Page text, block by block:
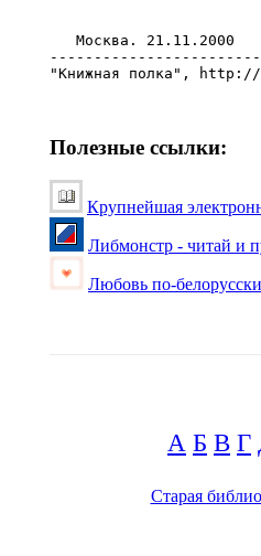
   Москва. 21.11.2000
Полезные ссылки:
Крупнейшая
Либмонстр - читай и
Любовь по-
А Б В Г
Старая